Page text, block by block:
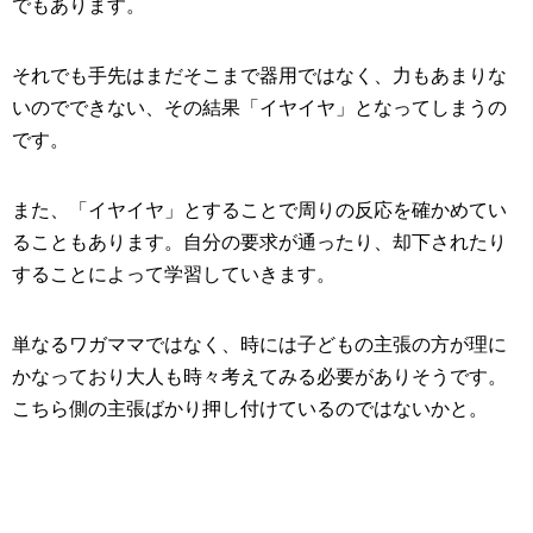
でもあります。
それでも手先はまだそこまで器用ではなく、力もあまりな
いのでできない、その結果「イヤイヤ」となってしまうの
です。
また、「イヤイヤ」とすることで周りの反応を確かめてい
ることもあります。自分の要求が通ったり、却下されたり
することによって学習していきます。
単なるワガママではなく、時には子どもの主張の方が理に
かなっており大人も時々考えてみる必要がありそうです。
こちら側の主張ばかり押し付けているのではないかと。